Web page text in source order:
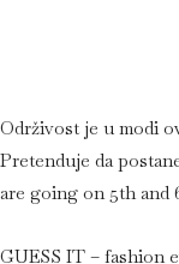
Održivost je u modi
Pretenduje da
are going on 5th and
GUESS IT – fashion